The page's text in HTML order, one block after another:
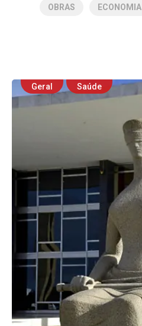
OBRAS ECONOMIA
Geral Saúde